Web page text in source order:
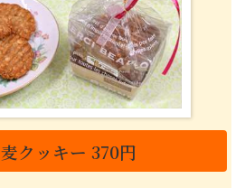
クッキー 370円